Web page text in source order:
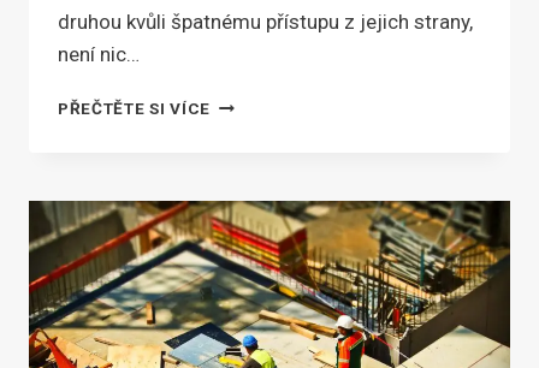
druhou kvůli špatnému přístupu z jejich strany,
není nic…
PŘEČTĚTE SI VÍCEBOTAMENT
SYSTÉMOVÝCH
STAVEBNÍCH
HMOT,
STAVEBNÍ
CHEMIE
A
PRODUKTŮ